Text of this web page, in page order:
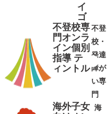
イ
ゴ
不登校専
門オンラ
イン個別
指導 テ
ィントル
不登
校・
発達
障が
い専
門
➜➜
海外子女 海